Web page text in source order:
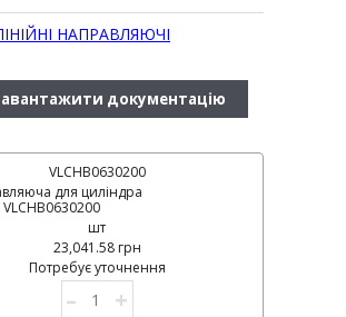
НАПРАВЛЯЮЧІ
документацію
VLCHB0630200
для циліндра
VLCHB0630200
шт
23,041.58 грн
Потребує уточнення
– +